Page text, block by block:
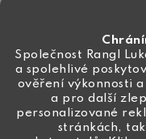
Společnost Rangl
a spolehlivé
ověření výkonnosti
a pro další
personalizované
stránkách,
info@ceske-
+420 774 444